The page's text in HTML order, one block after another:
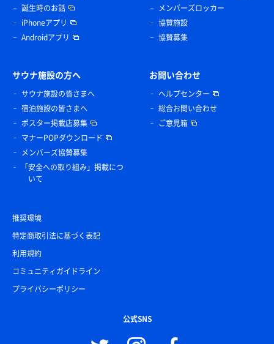
誕生時のお話
iPhoneアプリ
Androidアプリ
メンバーズロッカー
協賛施設
協賛募集
サウナ施設の方へ
サウナ施設の皆さまへ
宿泊施設の皆さまへ
ポスター掲載店募集
マナーPOPダウンロード
メンバーズ協賛募集
「安全への取り組み」掲載につ
いて
お問い合わせ
ヘルプセンター
総合お問い合わせ
ご意見箱
推奨環境
特定商取引法に基づく表記
利用規約
コミュニティガイドライン
プライバシーポリシー
公式SNS